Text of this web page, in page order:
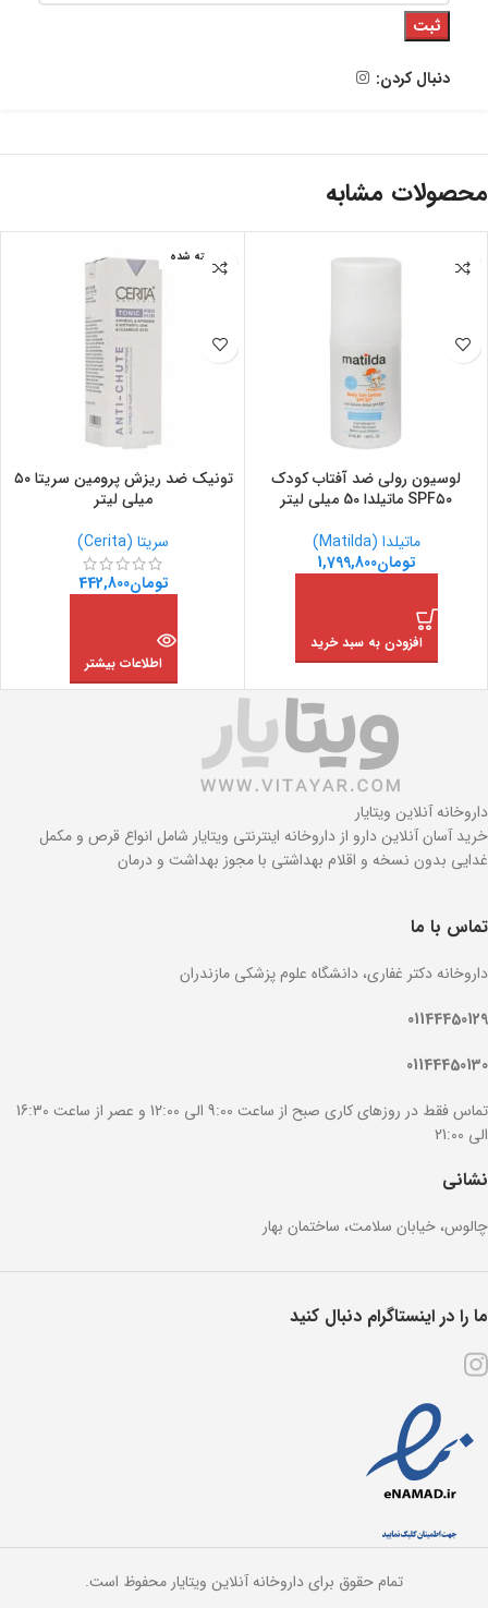
ثبت
دنبال کردن:
محصولات مشابه
لوسیون رولی ضد آفتاب کودک
SPF۵۰ ماتیلدا 50 میلی لیتر
ماتیلدا (Matilda)
تومان1,799,800
افزودن به سبد خرید
فروخته شده
تونیک ضد ریزش پرومین سریتا ۵۰
میلی لیتر
سریتا (Cerita)
تومان442,800
اطلاعات بیشتر
داروخانه آنلاین ویتایار
خرید آسان آنلاین دارو از داروخانه اینترنتی ویتایار شامل انواع قرص و مکمل
غدایی بدون نسخه و اقلام بهداشتی با مجوز بهداشت و درمان
تماس با ما
داروخانه دکتر غفاری، دانشگاه علوم پزشکی مازندران
01144450129
01144450130
تماس فقط در روزهای کاری صبح از ساعت 9:00 الی 12:00 و عصر از ساعت 16:30
الی 21:00
نشانی
چالوس، خیابان سلامت، ساختمان بهار
ما را در اینستاگرام دنبال کنید
تمام حقوق برای داروخانه آنلاین ویتایار محفوظ است.